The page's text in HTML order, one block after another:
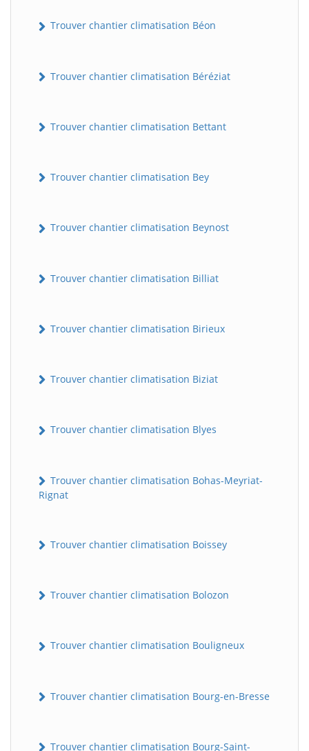
Trouver chantier climatisation Béon
Trouver chantier climatisation Béréziat
Trouver chantier climatisation Bettant
Trouver chantier climatisation Bey
Trouver chantier climatisation Beynost
Trouver chantier climatisation Billiat
Trouver chantier climatisation Birieux
Trouver chantier climatisation Biziat
Trouver chantier climatisation Blyes
Trouver chantier climatisation Bohas-Meyriat-
Rignat
Trouver chantier climatisation Boissey
Trouver chantier climatisation Bolozon
Trouver chantier climatisation Bouligneux
Trouver chantier climatisation Bourg-en-Bresse
Trouver chantier climatisation Bourg-Saint-